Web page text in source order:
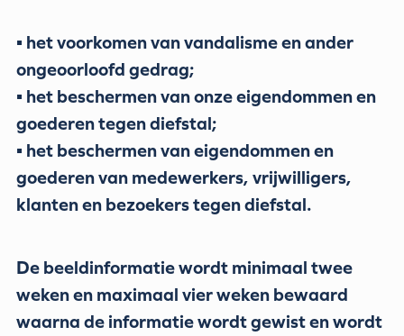
▪ het voorkomen van vandalisme en ander
ongeoorloofd gedrag;
▪ het beschermen van onze eigendommen en
goederen tegen diefstal;
▪ het beschermen van eigendommen en
goederen van medewerkers, vrijwilligers,
klanten en bezoekers tegen diefstal.
De beeldinformatie wordt minimaal twee
weken en maximaal vier weken bewaard
waarna de informatie wordt gewist en wordt